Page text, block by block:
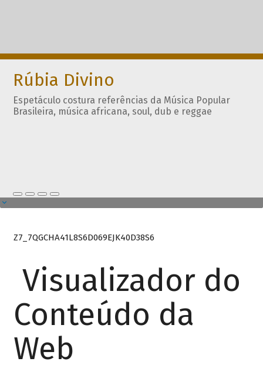
Rúbia Divino
Espetáculo costura referências da Música Popular
Brasileira, música africana, soul, dub e reggae
Z7_7QGCHA41L8S6D069EJK40D38S6
Visualizador do
Conteúdo da
Web